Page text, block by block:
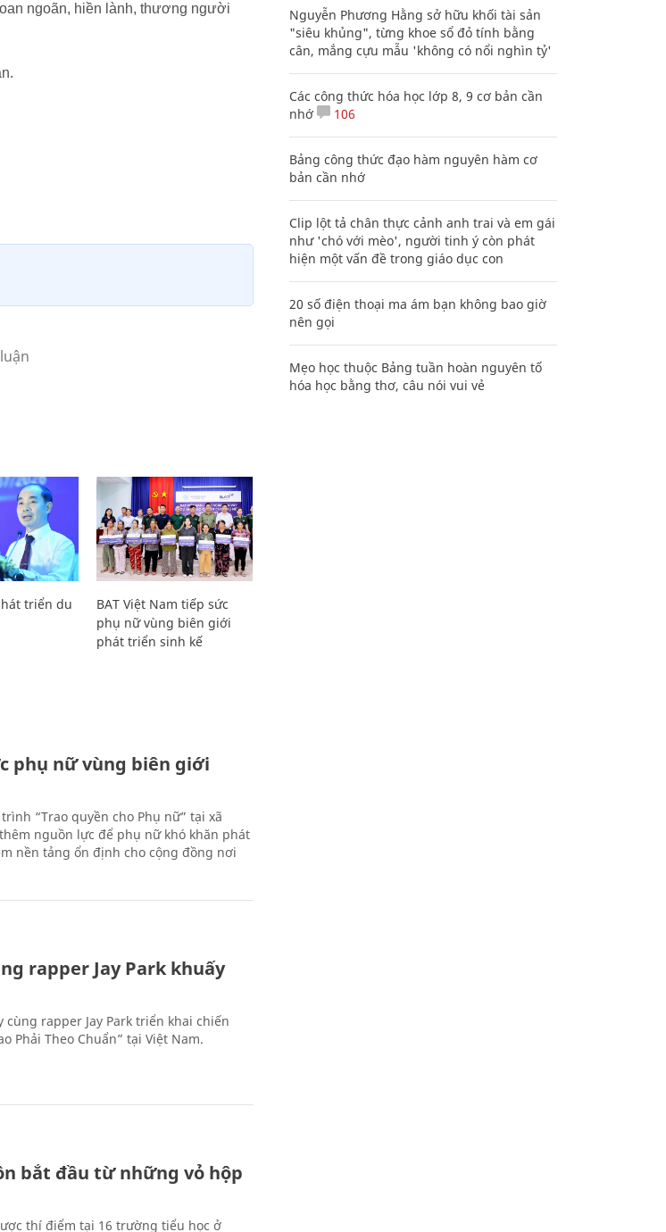
ngoãn, hiền lành, thương người
triển du
BAT Việt Nam tiếp sức
phụ nữ vùng biên giới
phát triển sinh kế
phụ nữ vùng biên giới
“Trao quyền cho Phụ nữ” tại xã
nguồn lực để phụ nữ khó khăn phát
nền tảng ổn định cho cộng đồng nơi
rapper Jay Park khuấy
rapper Jay Park triển khai chiến
Phải Theo Chuẩn” tại Việt Nam.
bắt đầu từ những vỏ hộp
thí điểm tại 16 trường tiểu học ở
Nguyễn Phương Hằng sở hữu khối tài sản
"siêu khủng", từng khoe sổ đỏ tính bằng
cân, mắng cựu mẫu 'không có nổi nghìn tỷ'
Các công thức hóa học lớp 8, 9 cơ bản cần
nhớ
106
Bảng công thức đạo hàm nguyên hàm cơ
bản cần nhớ
Clip lột tả chân thực cảnh anh trai và em gái
như 'chó với mèo', người tinh ý còn phát
hiện một vấn đề trong giáo dục con
20 số điện thoại ma ám bạn không bao giờ
nên gọi
Mẹo học thuộc Bảng tuần hoàn nguyên tố
hóa học bằng thơ, câu nói vui vẻ